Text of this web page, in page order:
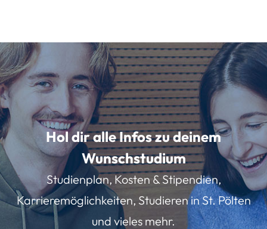
Hol dir alle Infos zu deinem
Wunschstudium
Studienplan, Kosten & Stipendien,
Karrieremöglichkeiten, Studieren in St. Pölten
und vieles mehr.